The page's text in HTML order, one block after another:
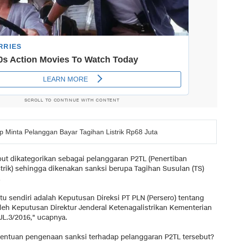
SCROLL TO CONTINUE WITH CONTENT
Minta Pelanggan Bayar Tagihan Listrik Rp68 Juta
dikategorikan sebagai pelanggaran P2TL (Penertiban
sehingga dikenakan sanksi berupa Tagihan Susulan (TS)
sendiri adalah Keputusan Direksi PT PLN (Persero) tentang
Keputusan Direktur Jenderal Ketenagalistrikan Kementerian
2016," ucapnya.
pengenaan sanksi terhadap pelanggaran P2TL tersebut?